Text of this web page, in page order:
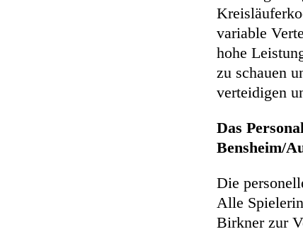
variable
hohe
zu schauen
verteidigen
Das
Bensheim/
Die
Alle
Birkner zur